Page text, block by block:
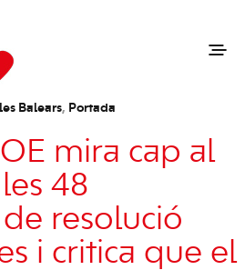
Balears, Portada
mira cap al
48
resolució
i critica que el